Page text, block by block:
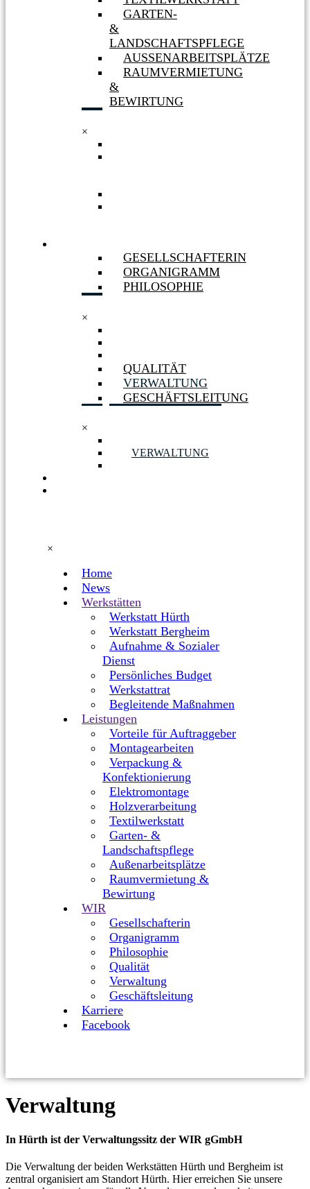
GARTEN-
&
LANDSCHAFTSPFLEGE
AUSSENARBEITSPLÄTZE
RAUMVERMIETUNG
&
BEWIRTUNG
×
GESELLSCHAFTERIN
ORGANIGRAMM
PHILOSOPHIE
×
QUALITÄT
VERWALTUNG
GESCHÄFTSLEITUNG
×
VERWALTUNG
×
Home
News
Werkstätten
Werkstatt Hürth
Werkstatt Bergheim
Aufnahme & Sozialer
Dienst
Persönliches Budget
Werkstattrat
Begleitende Maßnahmen
Leistungen
Vorteile für Auftraggeber
Montagearbeiten
Verpackung &
Konfektionierung
Elektromontage
Holzverarbeitung
Textilwerkstatt
Garten- &
Landschaftspflege
Außenarbeitsplätze
Raumvermietung &
Bewirtung
WIR
Gesellschafterin
Organigramm
Philosophie
Qualität
Verwaltung
Geschäftsleitung
Karriere
Facebook
Verwaltung
In Hürth ist der Verwaltungssitz der WIR gGmbH
Die Verwaltung der beiden Werkstätten Hürth und Bergheim ist
zentral organisiert am Standort Hürth. Hier erreichen Sie unsere